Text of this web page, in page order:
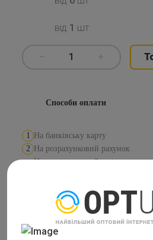
від 1 шт
1
Способи оплати
1
На банківську карту
2
На розрахунковий рахунок
На розрахунковий рахунок з
Відправка товару по Україні
перевізником у день замовлення